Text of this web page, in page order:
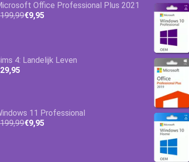
Office Professional Plus 2021
€9,95
4: Landelijk Leven
11 Professional
€9,95